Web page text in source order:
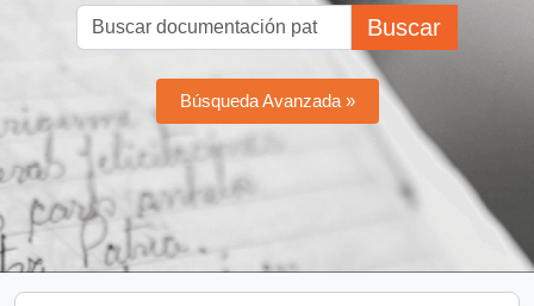
Buscar
Búsqueda Avanzada »